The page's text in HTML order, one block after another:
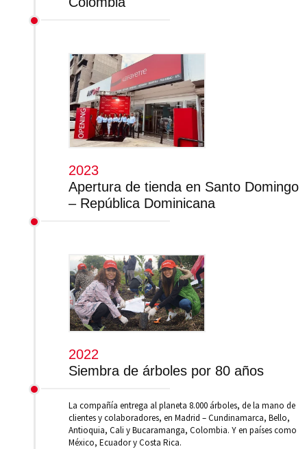
2023
Apertura de tienda en Santo Domingo
– República Dominicana
2022
Siembra de árboles por 80 años
La compañía entrega al planeta 8.000 árboles, de la mano de
clientes y colaboradores, en Madrid – Cundinamarca, Bello,
Antioquia, Cali y Bucaramanga, Colombia. Y en países como
México, Ecuador y Costa Rica.